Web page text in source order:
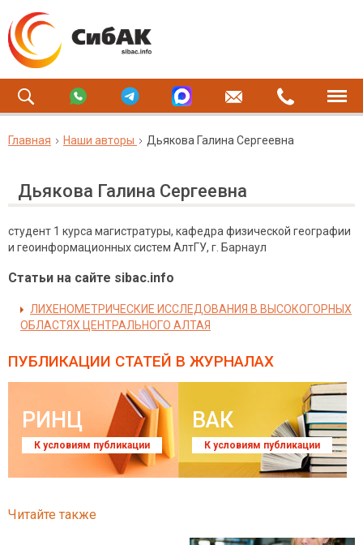
Главная Наши авторы Дьякова Галина Сергеевна
Дьякова Галина Сергеевна
студент 1 курса магистратуры, кафедра физической географии
и геоинформационных систем АлтГУ, г. Барнаул
Статьи на сайте sibac.info
ЛИХЕНОМЕТРИЧЕСКИЕ ИССЛЕДОВАНИЯ В ВЫСОКОГОРНЫХ
ОБЛАСТЯХ ЦЕНТРАЛЬНОГО АЛТАЯ
ПУБЛИКАЦИИ СТАТЕЙ В ЖУРНАЛАХ
РИНЦ
К условиям публикации
ВАК
К условиям публикации
Читайте также